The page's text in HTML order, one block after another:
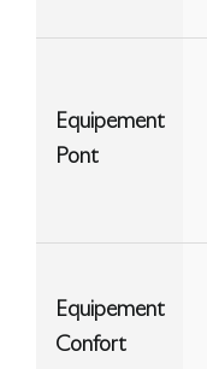
Equipement
Pont
Equipement
Confort